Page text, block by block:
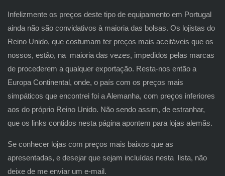
Infelizmente os preços deste tipo de equipamento em Portugal
ainda não são convidativos à maioria das bolsas. Os lojistas do
Reino Unido, que costumam ter preços mais aceitáveis que os
nossos, estão, na maioria das vezes, impedidos pelas marcas
de procederem a qualquer exportação. Resta-nos então a
Europa Continental, onde, o país com os preços mais
simpáticos que encontrei foi a Alemanha, com preços inferiores
aos do próprio Reino Unido. Não sendo assim, de estranhar,
que os links contidos nesta página apontem para lojas alemãs.
Se conhecer lojas com preços mais baixos que as
apresentadas, e desejar que sejam incluídas nesta lista, não
deixe de me enviar um e-mail.